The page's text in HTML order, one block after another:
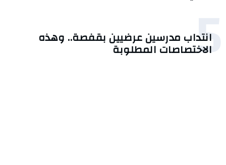
5
انتداب مدرسين عرضيين بقفصة.. وهذه
الاختصاصات المطلوبة